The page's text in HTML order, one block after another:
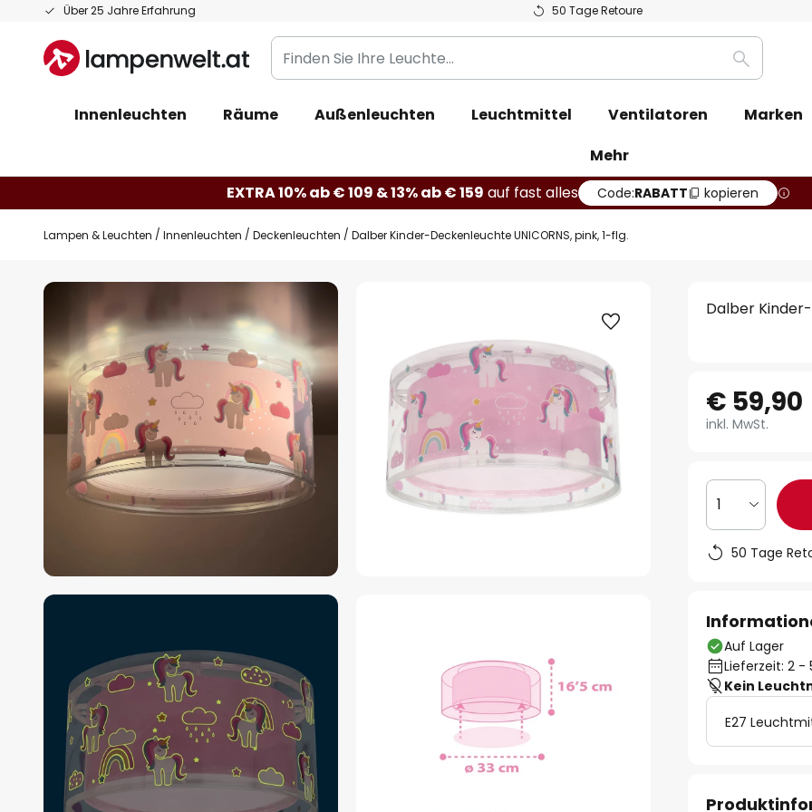
Über 25 Jahre Erfahrung 50 Tage Retoure
Zum
springen
Finden
Sie
Leuchte...
Suche
Innenleuchten Räume Außenleuchten Leuchtmittel Ventilatoren
Marken
Mehr
EXTRA 10% ab € 109 & 13% ab € 159 auf fast alles Code:RABATT kopieren
Lampen & Leuchten Innenleuchten Deckenleuchten Dalber Kinder-Deckenleuchte UNICORNS, pink, 1-flg.
Zum
der
Bildgalerie
springen
Dalber
€ 59,90
inkl. MwSt.
1
50 Tage
Auf Lager
Lieferzeit: 2 -
Kein
E27